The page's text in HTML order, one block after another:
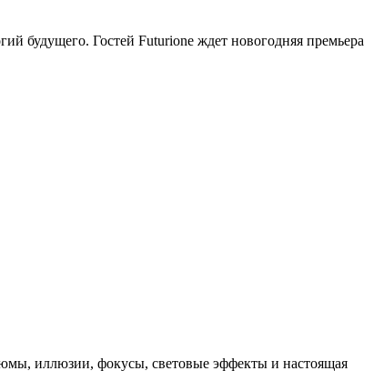
будущего. Гостей Futurione ждет новогодняя премьера
иллюзии, фокусы, световые эффекты и настоящая